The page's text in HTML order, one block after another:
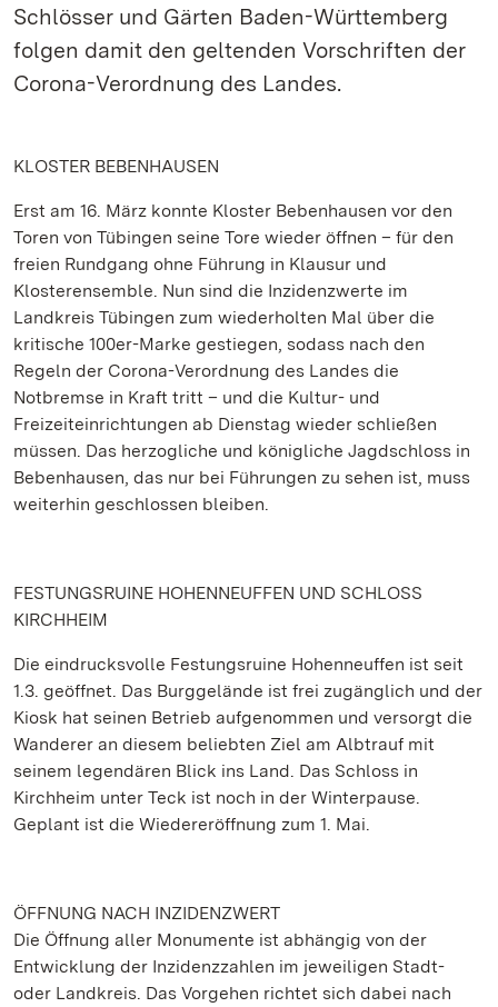
Schlösser und Gärten Baden-Württemberg
folgen damit den geltenden Vorschriften der
Corona-Verordnung des Landes.
KLOSTER BEBENHAUSEN
Erst am 16. März konnte Kloster Bebenhausen vor den
Toren von Tübingen seine Tore wieder öffnen – für den
freien Rundgang ohne Führung in Klausur und
Klosterensemble. Nun sind die Inzidenzwerte im
Landkreis Tübingen zum wiederholten Mal über die
kritische 100er-Marke gestiegen, sodass nach den
Regeln der Corona-Verordnung des Landes die
Notbremse in Kraft tritt – und die Kultur- und
Freizeiteinrichtungen ab Dienstag wieder schließen
müssen. Das herzogliche und königliche Jagdschloss in
Bebenhausen, das nur bei Führungen zu sehen ist, muss
weiterhin geschlossen bleiben.
FESTUNGSRUINE HOHENNEUFFEN UND SCHLOSS
KIRCHHEIM
Die eindrucksvolle Festungsruine Hohenneuffen ist seit
1.3. geöffnet. Das Burggelände ist frei zugänglich und der
Kiosk hat seinen Betrieb aufgenommen und versorgt die
Wanderer an diesem beliebten Ziel am Albtrauf mit
seinem legendären Blick ins Land. Das Schloss in
Kirchheim unter Teck ist noch in der Winterpause.
Geplant ist die Wiedereröffnung zum 1. Mai.
ÖFFNUNG NACH INZIDENZWERT
Die Öffnung aller Monumente ist abhängig von der
Entwicklung der Inzidenzzahlen im jeweiligen Stadt-
oder Landkreis. Das Vorgehen richtet sich dabei nach